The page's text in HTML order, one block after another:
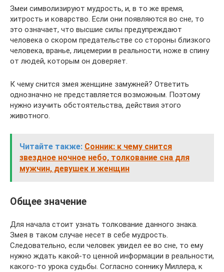
Змеи символизируют мудрость, и, в то же время,
хитрость и коварство. Если они появляются во сне, то
это означает, что высшие силы предупреждают
человека о скором предательстве со стороны близкого
человека, вранье, лицемерии в реальности, ноже в спину
от людей, которым он доверяет.
К чему снится змея женщине замужней? Ответить
однозначно не представляется возможным. Поэтому
нужно изучить обстоятельства, действия этого
животного.
Читайте также: Сонник: к чему снится
звездное ночное небо, толкование сна для
мужчин, девушек и женщин
Общее значение
Для начала стоит узнать толкование данного знака.
Змея в таком случае несет в себе мудрость.
Следовательно, если человек увидел ее во сне, то ему
нужно ждать какой-то ценной информации в реальности,
какого-то урока судьбы. Согласно соннику Миллера, к